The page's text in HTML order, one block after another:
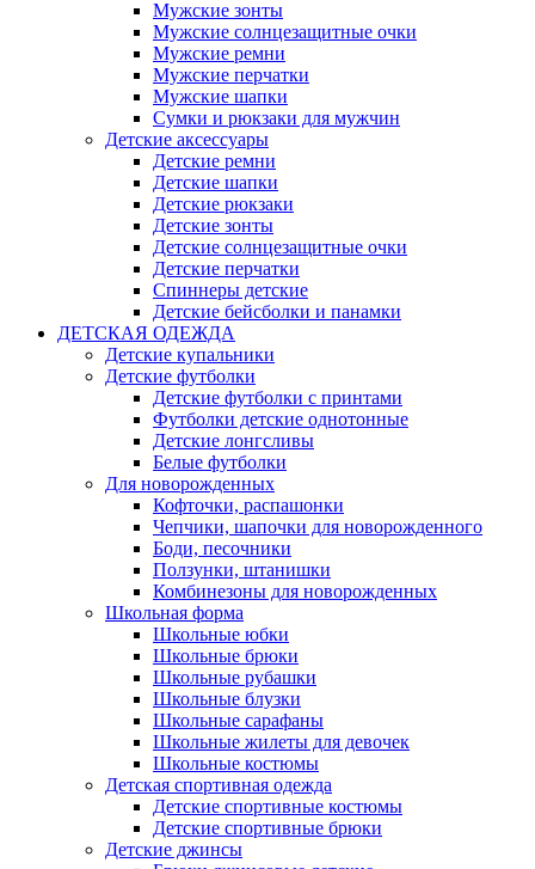
Мужские зонты
Мужские солнцезащитные очки
Мужские ремни
Мужские перчатки
Мужские шапки
Сумки и рюкзаки для мужчин
Детские аксессуары
Детские ремни
Детские шапки
Детские рюкзаки
Детские зонты
Детские солнцезащитные очки
Детские перчатки
Спиннеры детские
Детские бейсболки и панамки
ДЕТСКАЯ ОДЕЖДА
Детские купальники
Детские футболки
Детские футболки с принтами
Футболки детские однотонные
Детские лонгсливы
Белые футболки
Для новорожденных
Кофточки, распашонки
Чепчики, шапочки для новорожденного
Боди, песочники
Ползунки, штанишки
Комбинезоны для новорожденных
Школьная форма
Школьные юбки
Школьные брюки
Школьные рубашки
Школьные блузки
Школьные сарафаны
Школьные жилеты для девочек
Школьные костюмы
Детская спортивная одежда
Детские спортивные костюмы
Детские спортивные брюки
Детские джинсы